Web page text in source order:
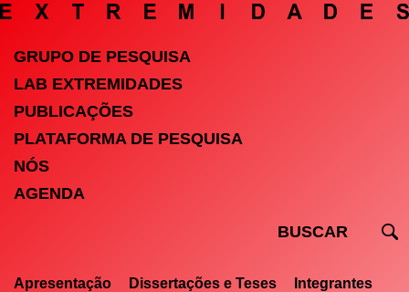
GRUPO DE PESQUISA
LAB EXTREMIDADES
PUBLICAÇÕES
PLATAFORMA DE PESQUISA
NÓS
AGENDA
Apresentação Dissertações e Teses
Integrantes